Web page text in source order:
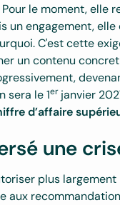
le moment, elle
un engagement,
C'est cette
un contenu
sera le 1er janvier
d’affaire
une
plus
aux